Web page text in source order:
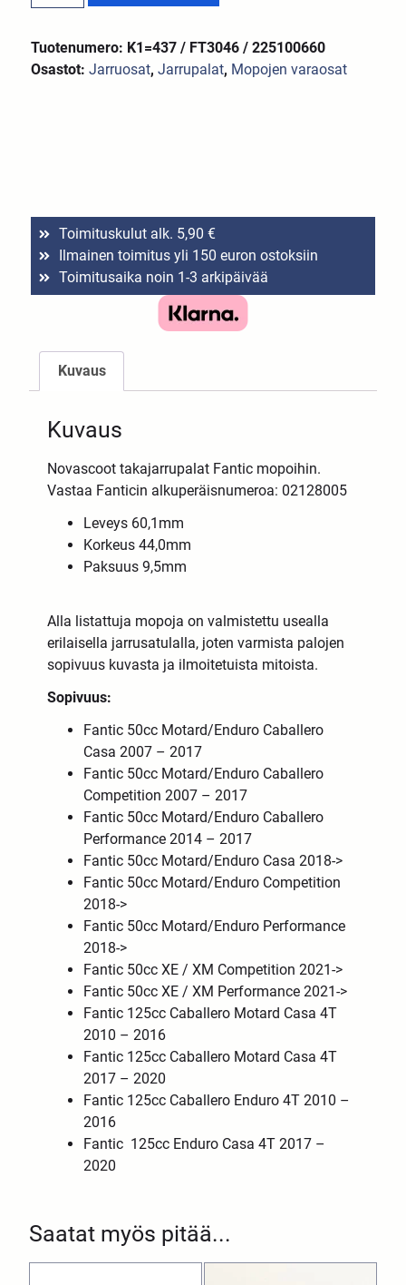
Tuotenumero: K1=437 / FT3046 / 225100660
Osastot:Jarruosat,Jarrupalat, Mopojen varaosat
Toimituskulut alk. 5,90 €
Ilmainen toimitus yli 150 euron ostoksiin
Toimitusaika noin 1-3 arkipäivää
Saatat myös pitää...
Kuvaus
Kuvaus
Novascoot takajarrupalat Fantic mopoihin.
Vastaa Fanticin alkuperäisnumeroa: 02128005
Leveys 60,1mm
Korkeus 44,0mm
Paksuus 9,5mm
Alla listattuja mopoja on valmistettu usealla
erilaisella jarrusatulalla, joten varmista palojen
sopivuus kuvasta ja ilmoitetuista mitoista.
Sopivuus:
Fantic 50cc Motard/Enduro Caballero
Casa 2007 – 2017
Fantic 50cc Motard/Enduro Caballero
Competition 2007 – 2017
Fantic 50cc Motard/Enduro Caballero
Performance 2014 – 2017
Fantic 50cc Motard/Enduro Casa 2018->
Fantic 50cc Motard/Enduro Competition
2018->
Fantic 50cc Motard/Enduro Performance
2018->
Fantic 50cc XE / XM Competition 2021->
Fantic 50cc XE / XM Performance 2021->
Fantic 125cc Caballero Motard Casa 4T
2010 – 2016
Fantic 125cc Caballero Motard Casa 4T
2017 – 2020
Fantic 125cc Caballero Enduro 4T 2010 –
2016
Fantic 125cc Enduro Casa 4T 2017 –
2020